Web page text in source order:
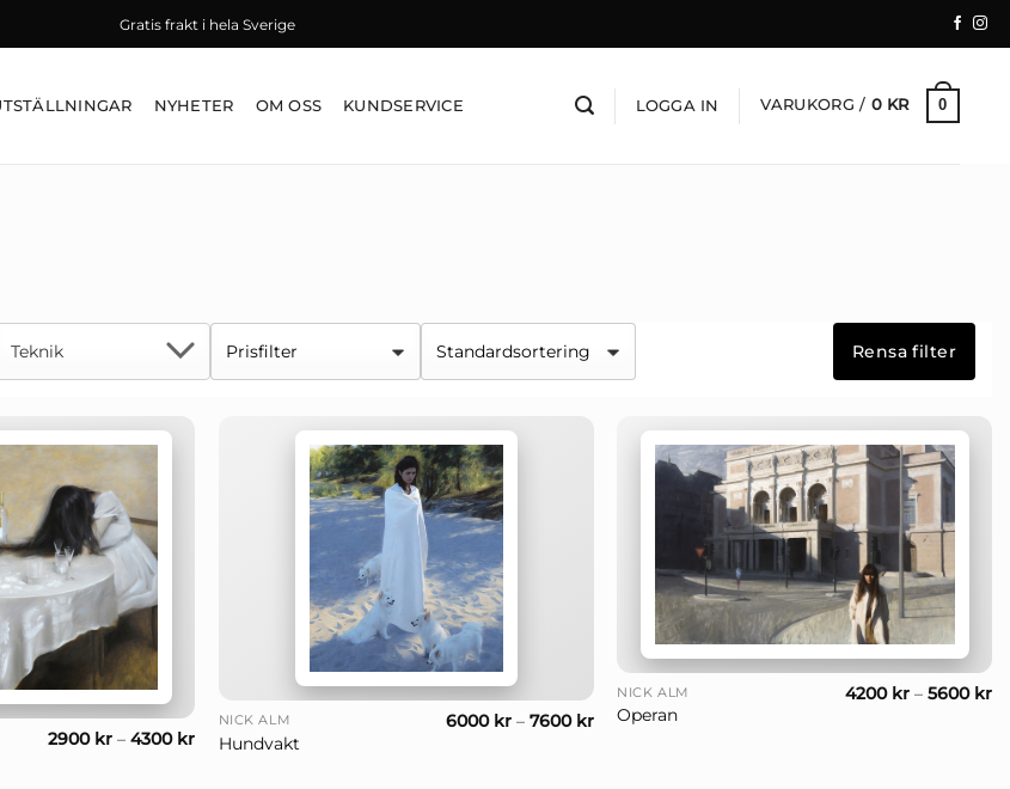
Gratis frakt i hela Sverige
NYHETER OM OSS KUNDSERVICE LOGGA IN VARUKORG / 0 KR 0
Rensa filter
2900 kr –4300 kr
NICK ALM
Hundvakt
6000 kr– 7600 kr
NICK ALM
Operan
4200 kr –5600 kr